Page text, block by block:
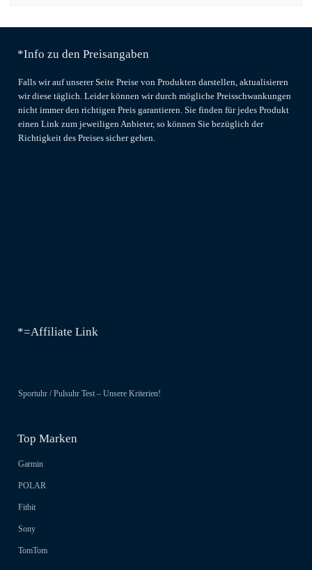
*Info zu den Preisangaben
Falls wir auf unserer Seite Preise von Produkten darstellen, aktualisieren
wir diese täglich. Leider können wir durch mögliche Preisschwankungen
nicht immer den richtigen Preis garantieren. Sie finden für jedes Produkt
einen Link zum jeweiligen Anbieter, so können Sie bezüglich der
Richtigkeit des Preises sicher gehen.
*=Affiliate Link
Sportuhr / Pulsuhr Test – Unsere Kriterien!
Top Marken
Garmin
POLAR
Fitbit
Sony
TomTom